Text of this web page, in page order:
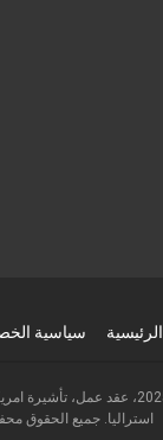
الرئيسية سياسية
© 2026 - عرب هجرة 2025، عقد عمل،
استراليا. جميع الحقوق